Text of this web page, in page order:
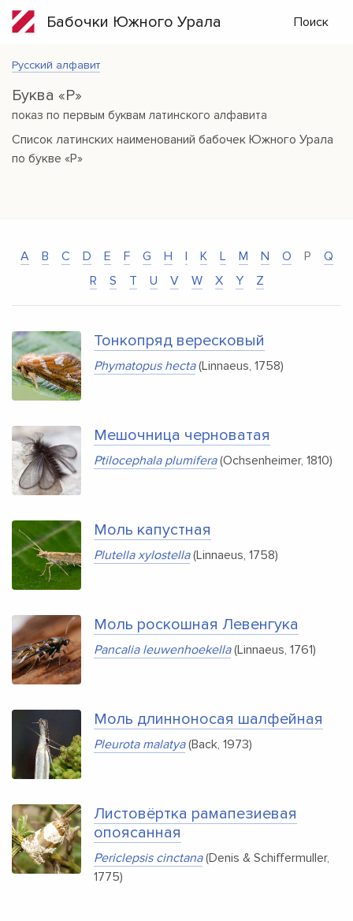
Бабочки Южного Урала Поиск
Русский алфавит
Буква «P»
показ по первым буквам латинского алфавита
Список латинских наименований бабочек Южного Урала
по букве «P»
A B C D E F G H I K L M N O P
Q
R
S T U V W X Y Z
Тонкопряд вересковый
Phymatopus hecta(Linnaeus, 1758)
Мешочница черноватая
Ptilocephala plumifera(Ochsenheimer, 1810)
Моль капустная
Plutella xylostella(Linnaeus, 1758)
Моль роскошная Левенгука
Pancalia leuwenhoekella(Linnaeus, 1761)
Моль длинноносая шалфейная
Pleurota malatya(Back, 1973)
Листовёртка рамапезиевая
опоясанная
Periclepsis cinctana(Denis & Schiffermuller,
1775)